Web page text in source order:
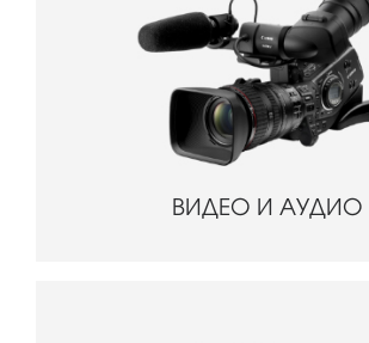
ВИДЕО И АУДИО